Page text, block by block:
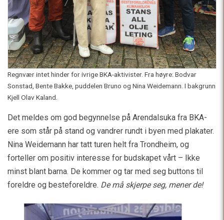
Regnvær intet hinder for ivrige BKA-aktivister. Fra høyre: Bodvar
Sonstad, Bente Bakke, puddelen Bruno og Nina Weidemann. I bakgrunn
Kjell Olav Kaland.
Det meldes om god begynnelse på Arendalsuka fra BKA-
ere som står på stand og vandrer rundt i byen med plakater.
Nina Weidemann har tatt turen helt fra Trondheim, og
forteller om positiv interesse for budskapet vårt – Ikke
minst blant barna. De kommer og tar med seg buttons til
foreldre og besteforeldre. De må skjerpe seg, mener de!